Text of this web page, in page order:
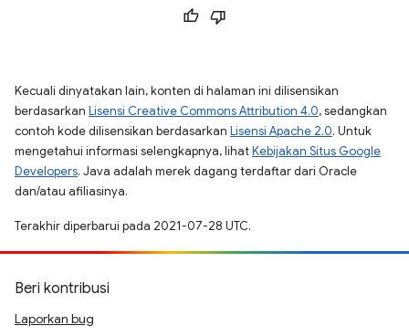
Kecuali dinyatakan lain, konten di halaman ini dilisensikan
berdasarkan Lisensi Creative Commons Attribution 4.0, sedangkan
contoh kode dilisensikan berdasarkan Lisensi Apache 2.0. Untuk
mengetahui informasi selengkapnya, lihatKebijakan Situs Google
Developers. Java adalah merek dagang terdaftar dari Oracle
dan/atau afiliasinya.
Terakhir diperbarui pada 2021-07-28 UTC.
Beri kontribusi
Laporkan bug